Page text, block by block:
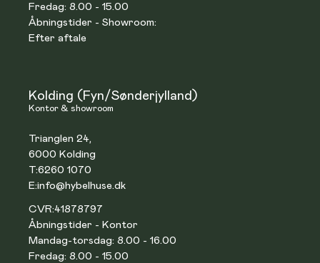
Fredag: 8.00 - 15.00
Åbningstider - Showroom:
Efter aftale
Kolding (Fyn/Sønderjylland)
Kontor & showroom
Trianglen 24,
6000 Kolding
T:6260 1070
E:info@hybelhuse.dk
CVR:41878797
Åbningstider - Kontor
Mandag-torsdag: 8.00 - 16.00
Fredag: 8.00 - 15.00